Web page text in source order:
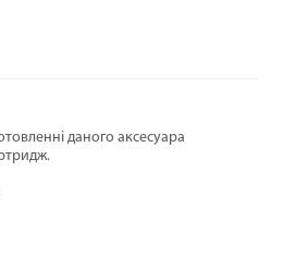
даного аксесуара